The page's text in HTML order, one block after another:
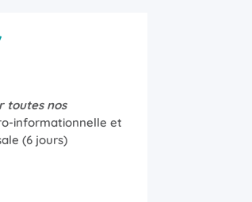
toutes nos
informationnelle et
(6 jours)